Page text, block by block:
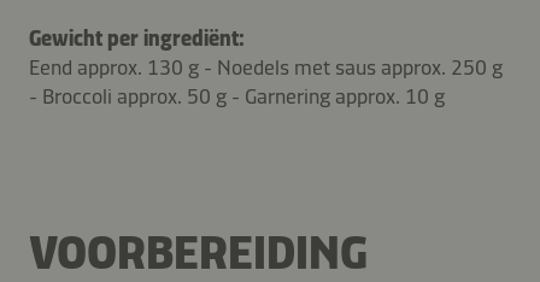
Gewicht per ingrediënt:
Eend approx. 130 g - Noedels met saus approx. 250 g
- Broccoli approx. 50 g - Garnering approx. 10 g
VOORBEREIDING